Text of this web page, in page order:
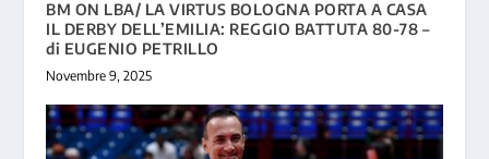
BM ON LBA/ LA VIRTUS BOLOGNA PORTA A CASA
IL DERBY DELL’EMILIA: REGGIO BATTUTA 80-78 –
di EUGENIO PETRILLO
Novembre 9, 2025